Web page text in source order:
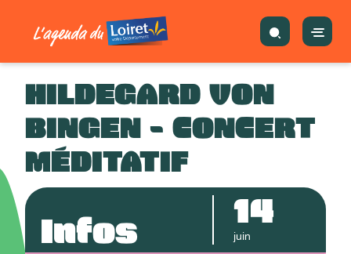
HILDEGARD VON
BINGEN - CONCERT
MÉDITATIF
Infos 14
juin